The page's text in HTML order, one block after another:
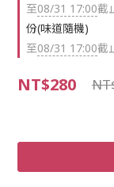
至08/31 17:00截
份(味道隨機)
至08/31 17:00截
NT$280